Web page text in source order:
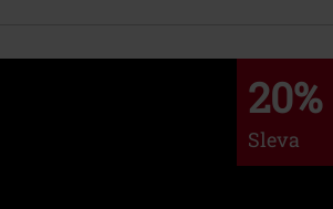
20%
Sleva